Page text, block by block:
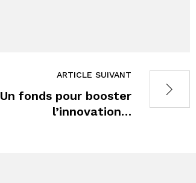
ARTICLE SUIVANT
Un fonds pour booster
l’innovation…